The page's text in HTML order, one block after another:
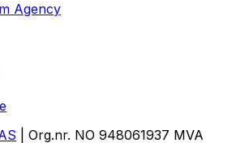
Agency
| Org.nr. NO 948061937 MVA